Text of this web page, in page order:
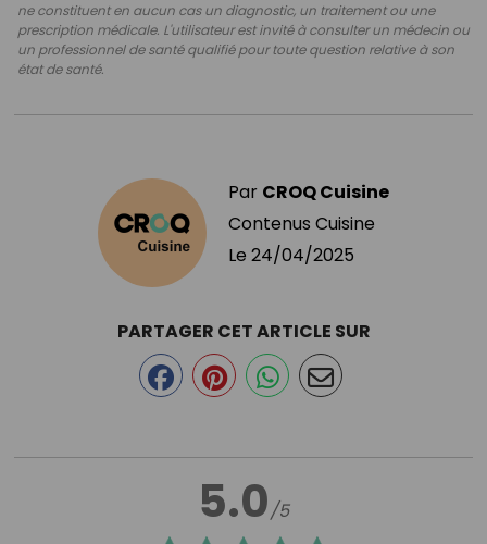
ne constituent en aucun cas un diagnostic, un traitement ou une
prescription médicale. L'utilisateur est invité à consulter un médecin ou
un professionnel de santé qualifié pour toute question relative à son
état de santé.
Par CROQ Cuisine
Contenus Cuisine
Le 24/04/2025
5.0/5
PARTAGER CET ARTICLE SUR